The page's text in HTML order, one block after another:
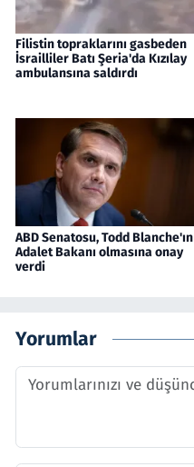
Filistin topraklarını gasbeden
İsrailliler Batı Şeria'da Kızılay
ambulansına saldırdı
ABD Senatosu, Todd Blanche'ın
Adalet Bakanı olmasına onay
verdi
Yorumlar